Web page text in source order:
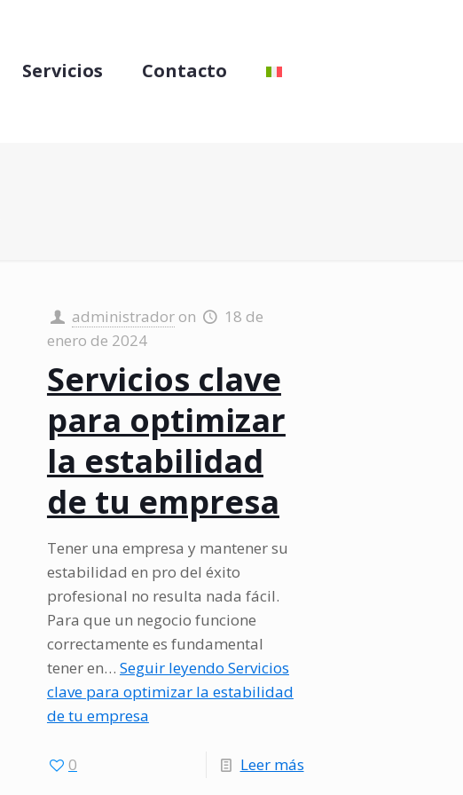
Servicios Contacto
Ejemplos
administrador on
18 de
enero de 2024
Servicios clave
para optimizar
la estabilidad
de tu empresa
Tener una empresa y mantener su
estabilidad en pro del éxito
profesional no resulta nada fácil.
Para que un negocio funcione
correctamente es fundamental
tener en… Seguir leyendo Servicios
clave para optimizar la estabilidad
de tu empresa
0 Leer más-